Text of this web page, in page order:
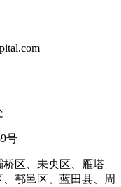
号
区、未央区、雁塔
鄠邑区、蓝田县、周